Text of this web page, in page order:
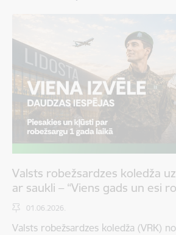
Valsts robežsardzes koledža
ar saukli – “Viens gads un esi
01.06.2026.
Valsts robežsardzes koledža (VRK)